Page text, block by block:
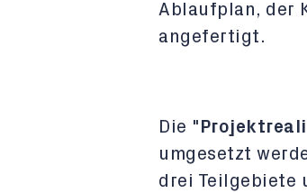
Ablaufplan, der
angefertigt.
Die "
umgesetzt
drei Teilgebiete